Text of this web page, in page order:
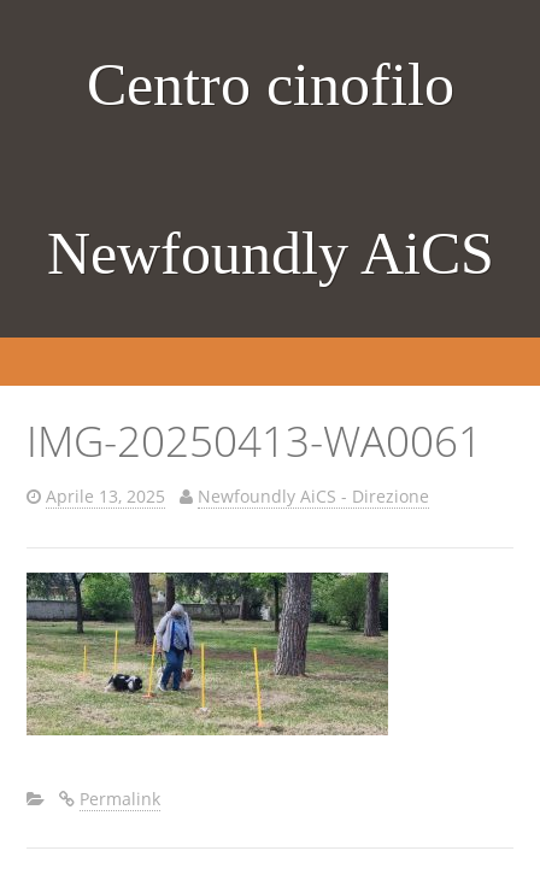
Centro cinofilo
Newfoundly AiCS
IMG-20250413-WA0061
Aprile 13, 2025 Newfoundly AiCS - Direzione
Permalink